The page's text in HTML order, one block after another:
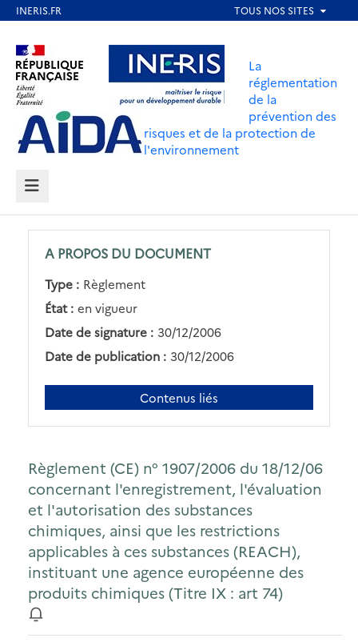
contenu
principal
Aller au contenu Aller au menu
Aller au pied de page
La
réglementation
de la
prévention des
risques et de la protection de
l'environnement
MENU
A PROPOS DU DOCUMENT
Type : Règlement
État : en vigueur
Date de signature : 30/12/2006
Date de publication : 30/12/2006
Contenus liés
Règlement (CE) n° 1907/2006 du 18/12/06
concernant l'enregistrement, l'évaluation
et l'autorisation des substances
chimiques, ainsi que les restrictions
applicables à ces substances (REACH),
instituant une agence européenne des
produits chimiques (Titre IX : art 74)